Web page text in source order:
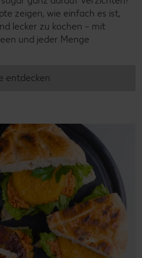
zeigen, wie einfach es ist,
lecker zu kochen – mit
und jeder Menge
entdecken